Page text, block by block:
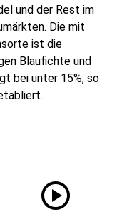
und der Rest im
Die mit
ist die
Blaufichte und
bei unter 15%, so
play_circle